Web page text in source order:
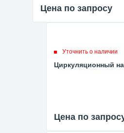
Цена по запросу
Уточнить о наличии
Циркуляционный
Цена по